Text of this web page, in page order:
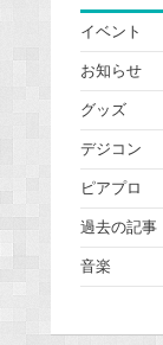
イベント
お知らせ
グッズ
デジコン
ピアプロ
過去の記事
音楽